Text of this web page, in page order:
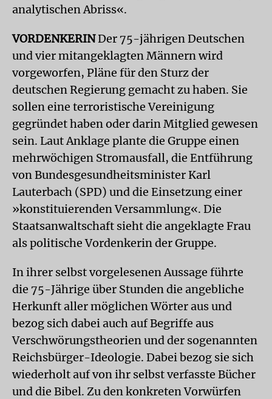
analytischen Abriss«.
VORDENKERINDer 75-jährigen Deutschen
und vier mitangeklagten Männern wird
vorgeworfen, Pläne für den Sturz der
deutschen Regierung gemacht zu haben. Sie
sollen eine terroristische Vereinigung
gegründet haben oder darin Mitglied gewesen
sein. Laut Anklage plante die Gruppe einen
mehrwöchigen Stromausfall, die Entführung
von Bundesgesundheitsminister Karl
Lauterbach (SPD) und die Einsetzung einer
»konstituierenden Versammlung«. Die
Staatsanwaltschaft sieht die angeklagte Frau
als politische Vordenkerin der Gruppe.
In ihrer selbst vorgelesenen Aussage führte
die 75-Jährige über Stunden die angebliche
Herkunft aller möglichen Wörter aus und
bezog sich dabei auch auf Begriffe aus
Verschwörungstheorien und der sogenannten
Reichsbürger-Ideologie. Dabei bezog sie sich
wiederholt auf von ihr selbst verfasste Bücher
und die Bibel. Zu den konkreten Vorwürfen